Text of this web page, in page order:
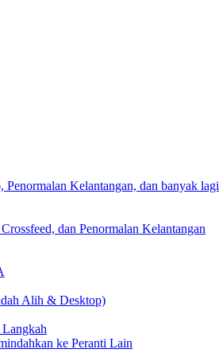
Kelantangan, dan banyak lagi
dan Penormalan Kelantangan
Alih & Desktop)
ke Peranti Lain